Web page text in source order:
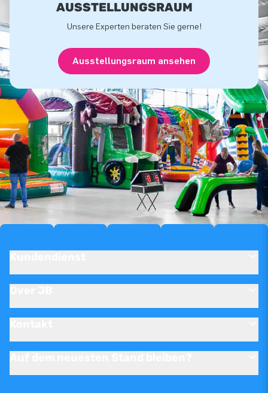
USSTELLUNGSRAUM
Unsere Experten beraten Sie gerne!
Ausstellungsraum ansehen